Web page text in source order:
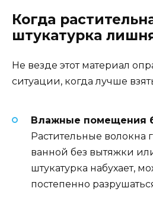
Когда
штукатурка
Не везде этот материал
ситуации, когда лучше
Влажные помещения
Растительные волокна
ванной без вытяжки
штукатурка набухает,
постепенно